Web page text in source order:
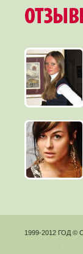
1999-2012 ГОД